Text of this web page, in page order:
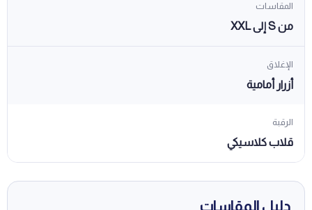
المقاسات
من S إلى XXL
الإغلاق
أزرار أمامية
الرقبة
قلاب كلاسيكي
دليل المقاسات